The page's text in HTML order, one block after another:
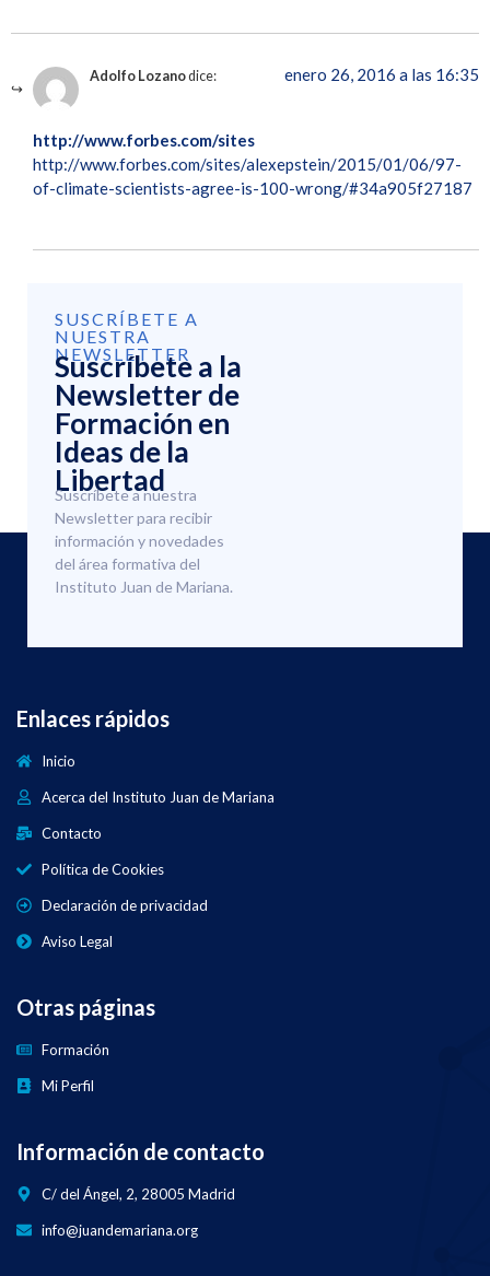
Adolfo Lozanodice: enero 26, 2016 a las 16:35
http://www.forbes.com/sites
http://www.forbes.com/sites/alexepstein/2015/01/06/97-
of-climate-scientists-agree-is-100-wrong/#34a905f27187
SUSCRÍBETE A
NUESTRA
NEWSLETTER
Suscríbete a la
Newsletter de
Formación en
Ideas de la
Libertad
Suscríbete a nuestra
Newsletter para recibir
información y novedades
del área formativa del
Instituto Juan de Mariana.
Enlaces rápidos
Inicio
Acerca del Instituto Juan de Mariana
Contacto
Política de Cookies
Declaración de privacidad
Aviso Legal
Otras páginas
Formación
Mi Perfil
Información de contacto
C/ del Ángel, 2, 28005 Madrid
info@juandemariana.org